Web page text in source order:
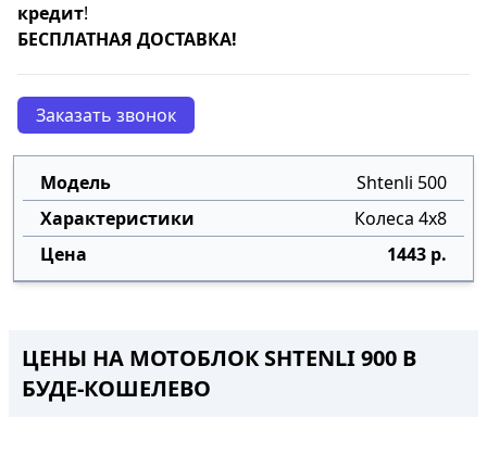
кредит!
БЕСПЛАТНАЯ ДОСТАВКА!
Заказать звонок
Shtenli 500
Колеса 4х8
1443 р.
ЦЕНЫ НА МОТОБЛОК SHTENLI 900 В
БУДЕ-КОШЕЛЕВО